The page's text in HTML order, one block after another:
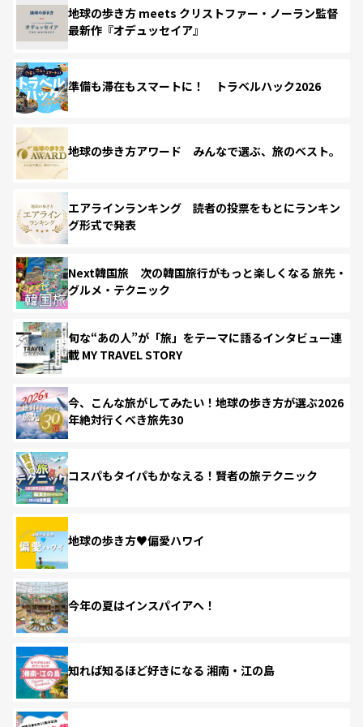
地球の歩き方 meets クリストファー・ノーラン監督
最新作『オデュッセイア』
準備も滞在もスマートに！ トラベルハック2026
地球の歩き方アワード みんなで選ぶ、旅のベスト。
エアラインランキング 読者の投票をもとにランキン
グ形式で発表
Next韓国旅 次の韓国旅行がもっと楽しくなる 旅先・
グルメ・テクニック
旬な“あの人”が「旅」をテーマに語るインタビュー連
載 MY TRAVEL STORY
今、こんな旅がしてみたい！地球の歩き方が選ぶ2026
年絶対行くべき旅先30
コスパもタイパもかなえる！賢者の旅テクニック
地球の歩き方♥偏愛ハワイ
今年の夏はインスパイアへ！
知れば知るほど好きになる 湘南・江の島